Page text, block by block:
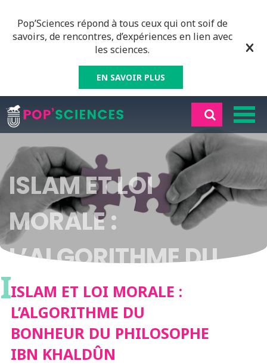
Pop’Sciences répond à tous ceux qui ont soif de
savoirs, de rencontres, d’expériences en lien avec
les sciences.
EN SAVOIR PLUS
ISLAM ET LOI
MORALE :
L’ALGORITHME DU
BONHEUR DU
PHILOSOPHE IBN
IISLAM ET LOI MORALE :
L’ALGORITHME DU
BONHEUR DU PHILOSOPHE
IBN KHALDÛN